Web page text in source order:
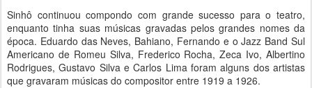
Sinhô continuou compondo com grande sucesso para o teatro,
enquanto tinha suas músicas gravadas pelos grandes nomes da
época. Eduardo das Neves, Bahiano, Fernando e o Jazz Band Sul
Americano de Romeu Silva, Frederico Rocha, Zeca Ivo, Albertino
Rodrigues, Gustavo Silva e Carlos Lima foram alguns dos artistas
que gravaram músicas do compositor entre 1919 a 1926.